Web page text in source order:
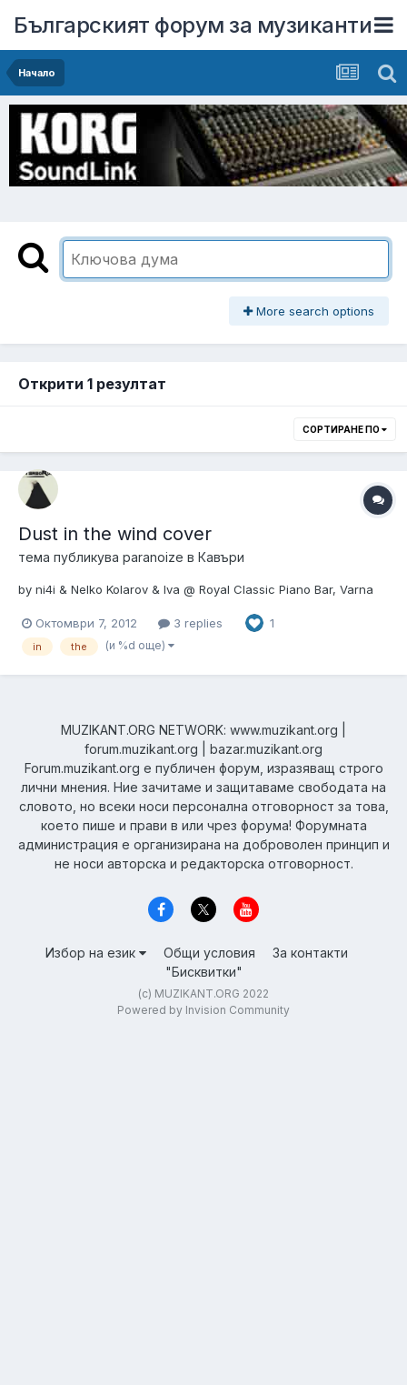
Българският форум за музиканти
Начало
More search options
Открити 1 резултат
СОРТИРАНЕ ПО
Dust in the wind cover
тема публикува paranoize в Кавъри
by ni4i & Nelko Kolarov & Iva @ Royal Classic Piano Bar, Varna
Октомври 7, 2012 3 replies 1
in the (и %d още)
MUZIKANT.ORG NETWORK: www.muzikant.org |
forum.muzikant.org | bazar.muzikant.org
Forum.muzikant.org е публичен форум, изразяващ строго
лични мнения. Ние зачитаме и защитаваме свободата на
словото, но всеки носи персонална отговорност за това,
което пише и прави в или чрез форума! Форумната
администрация е организирана на доброволен принцип и
не носи авторска и редакторска отговорност.
Избор на език Общи условия
За контакти
"Бисквитки"
(c) MUZIKANT.ORG 2022
Powered by Invision Community